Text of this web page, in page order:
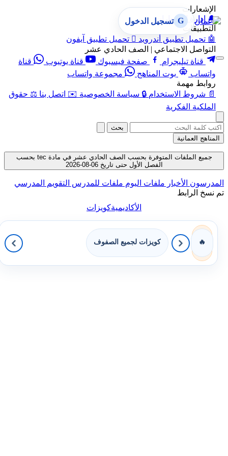
الإشعارات
🔔 إدارة الإشعارات
التطبيقات
🤖 تحميل تطبيق أندرويد  تحميل تطبيق آيفون
التواصل الاجتماعي | الصف الحادي عشر
قناة تيليجرام
صفحة فيسبوك قناة يوتيوب
قناة
واتساب
بوت المناهج
مجموعة واتساب
روابط مهمة
📄 شروط الاستخدام 🔒 سياسة الخصوصية ✉️ اتصل بنا ⚖️ حقوق
الملكية الفكرية
G تسجيل الدخول
بحث
المناهج العمانية
جميع الملفات المتوفرة بحسب الصف الحادي عشر في مادة tec بحسب
الفصل الأول حتى تاريخ 06-08-2026
المدرسون الأخبار ملفات اليوم ملفات للمدرس التقويم المدرسي
تم نسخ الرابط
الأكاديميةكويزات
🔥 كويزات لجميع الصفوف